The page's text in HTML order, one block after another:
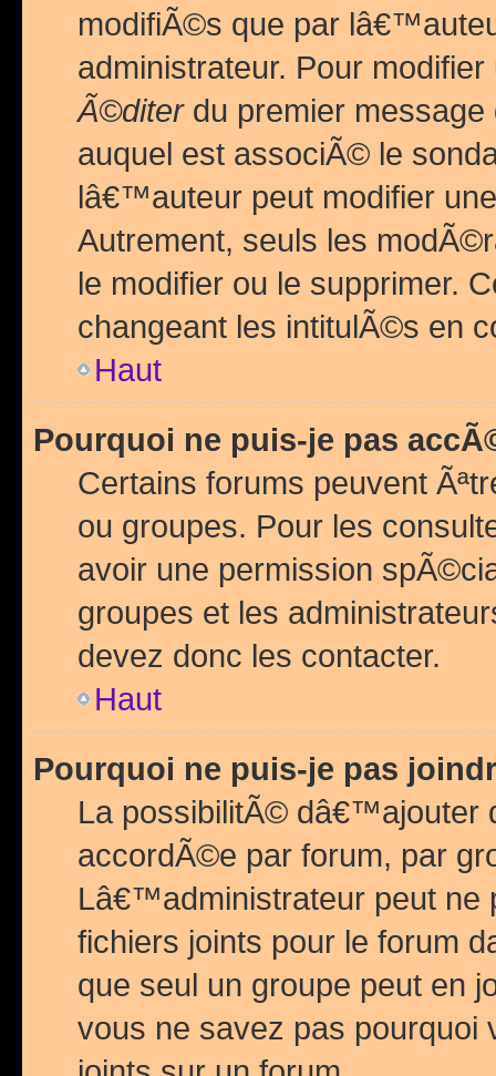
modifiÃ©s que par
administrateur. Pour
Ã©diterdu premier
auquel est associÃ© le
lâ€™auteur peut modifier
Autrement, seuls les
le modifier ou le supprimer.
changeant les intitulÃ©s en
Haut
Pourquoi ne puis-je pas
Certains forums peuvent
ou groupes. Pour les
avoir une permission
groupes et les
devez donc les contacter.
Haut
Pourquoi ne puis-je pas
La possibilitÃ© dâ€™ajouter
accordÃ©e par forum, par
Lâ€™administrateur peut
fichiers joints pour le forum
que seul un groupe peut en
vous ne savez pas pourquoi